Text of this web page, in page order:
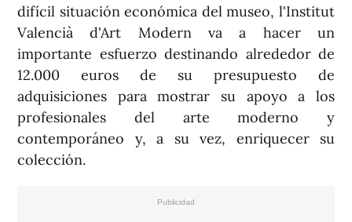
difícil situación económica del museo, l'Institut
Valencià d'Art Modern va a hacer un
importante esfuerzo destinando alrededor de
12.000 euros de su presupuesto de
adquisiciones para mostrar su apoyo a los
profesionales del arte moderno y
contemporáneo y, a su vez, enriquecer su
colección.